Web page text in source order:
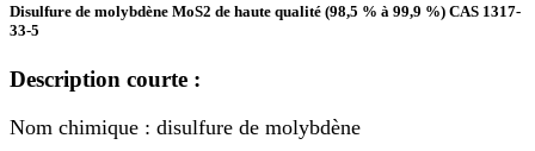
Disulfure de molybdène MoS2 de haute qualité (98,5 % à 99,9 %) CAS 1317-
33-5
Description courte :
Nom chimique : disulfure de molybdène